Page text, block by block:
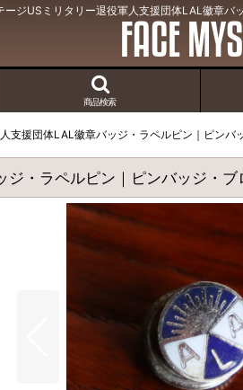
ージUSミリタリー退役軍人支援団体LAL徽章バ
商品検索
支援団体LAL徽章バッジ・ラペルピン｜ピンバ
・ラペルピン｜ピンバッジ・ブ